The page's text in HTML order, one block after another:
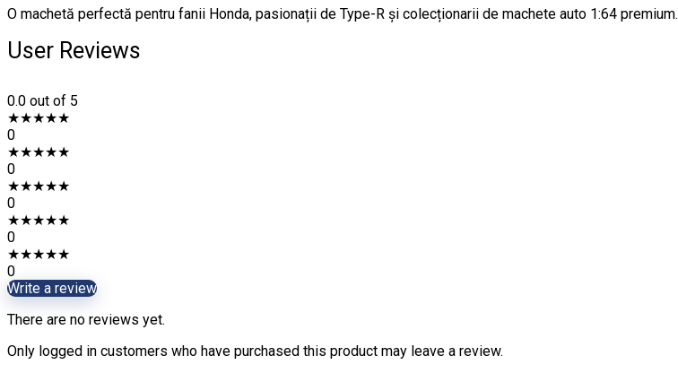
O machetă perfectă pentru fanii Honda, pasionații de Type-R și colecționarii de machete auto 1:64 premium.
User Reviews
0.0 out of 5
★★★★★
0
★★★★★
0
★★★★★
0
★★★★★
0
★★★★★
0
Write a review
There are no reviews yet.
Only logged in customers who have purchased this product may leave a review.